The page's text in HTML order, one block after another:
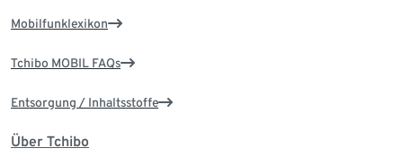
Mobilfunklexikon
Tchibo MOBIL FAQs
Entsorgung / Inhaltsstoffe
Über Tchibo